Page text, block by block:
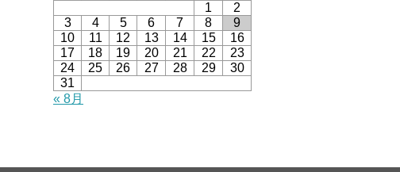
1
2
3
4 5 6 7 8
9
10
11 12 13 14 15
16
17
18 19 20 21 22
23
24
25 26 27 28 29
30
31
« 8月